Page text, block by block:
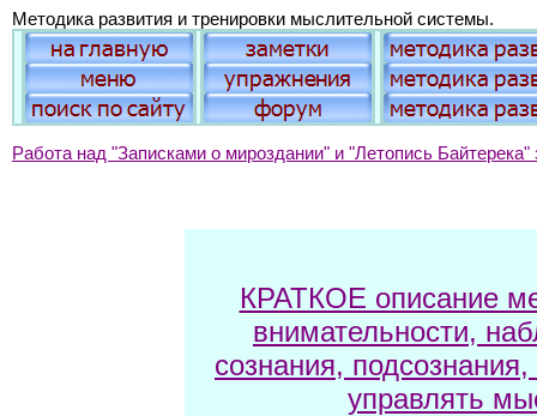
Методика развития и тренировки мыслительной системы.
Работа над "Записками о мироздании" и "Летопись
КРАТКОЕ описание
внимательности,
сознания,
управлять